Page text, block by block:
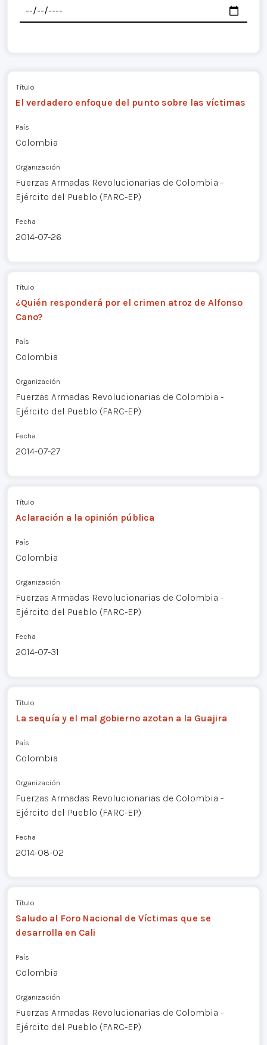
Título
El verdadero enfoque del punto sobre las víctimas
País
Colombia
Organización
Fuerzas Armadas Revolucionarias de Colombia -
Ejército del Pueblo (FARC-EP)
Fecha
2014-07-26
Título
¿Quién responderá por el crimen atroz de Alfonso
Cano?
País
Colombia
Organización
Fuerzas Armadas Revolucionarias de Colombia -
Ejército del Pueblo (FARC-EP)
Fecha
2014-07-27
Título
Aclaración a la opinión pública
País
Colombia
Organización
Fuerzas Armadas Revolucionarias de Colombia -
Ejército del Pueblo (FARC-EP)
Fecha
2014-07-31
Título
La sequía y el mal gobierno azotan a la Guajira
País
Colombia
Organización
Fuerzas Armadas Revolucionarias de Colombia -
Ejército del Pueblo (FARC-EP)
Fecha
2014-08-02
Título
Saludo al Foro Nacional de Víctimas que se
desarrolla en Cali
País
Colombia
Organización
Fuerzas Armadas Revolucionarias de Colombia -
Ejército del Pueblo (FARC-EP)